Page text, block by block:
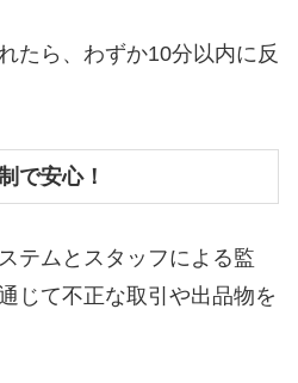
たら、わずか10分以内に反
で安心！
テムとスタッフによる監
じて不正な取引や出品物を